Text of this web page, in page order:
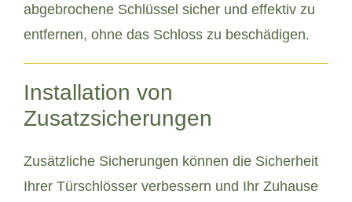
abgebrochene Schlüssel sicher und effektiv zu
entfernen, ohne das Schloss zu beschädigen.
Installation von
Zusatzsicherungen
Zusätzliche Sicherungen können die Sicherheit
Ihrer Türschlösser verbessern und Ihr Zuhause